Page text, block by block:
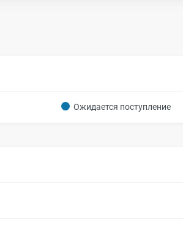
Ожидается поступление